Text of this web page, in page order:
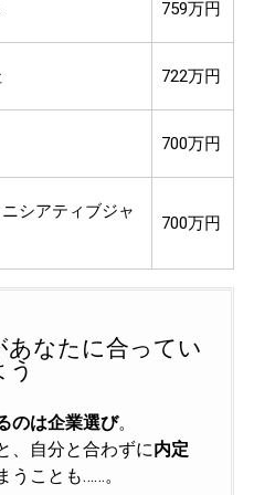
759万円
722万円
700万円
シアティブジャ
700万円
なたに合ってい
のは企業選び。
、自分と合わずに内定
うことも……。